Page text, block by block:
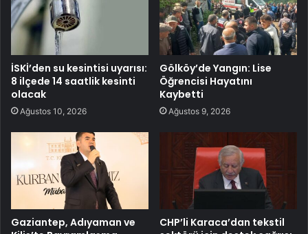
İSKİ’den su kesintisi uyarısı:
8 ilçede 14 saatlik kesinti
olacak
Ağustos 10, 2026
Gölköy’de Yangın: Lise
Öğrencisi Hayatını
Kaybetti
Ağustos 9, 2026
Gaziantep, Adıyaman ve
CHP’li Karaca’dan tekstil